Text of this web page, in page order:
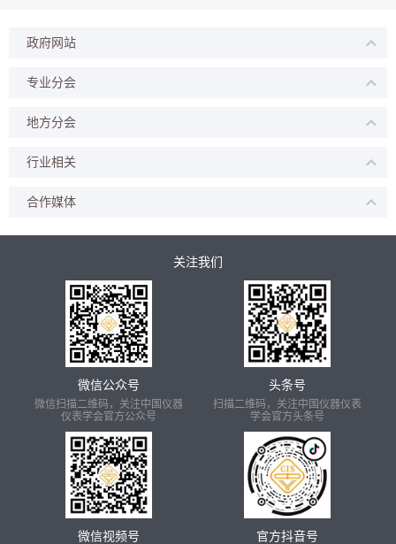
政府网站
专业分会
地方分会
行业相关
合作媒体
关注我们
微信公众号
微信扫描二维码，关注中国仪器
仪表学会官方公众号
头条号
扫描二维码，关注中国仪器仪表
学会官方头条号
微信视频号 官方抖音号